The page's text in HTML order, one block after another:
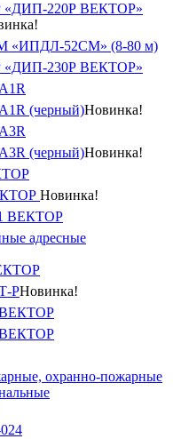
«ДИП-220Р ВЕКТОР»
«ИПДЛ-52СМ» (8-80 м)
«ДИП-230Р ВЕКТОР»
(черный)Новинка!
(черный)Новинка!
Новинка!
ВЕКТОР
адресные
РНовинка!
охранно-пожарные